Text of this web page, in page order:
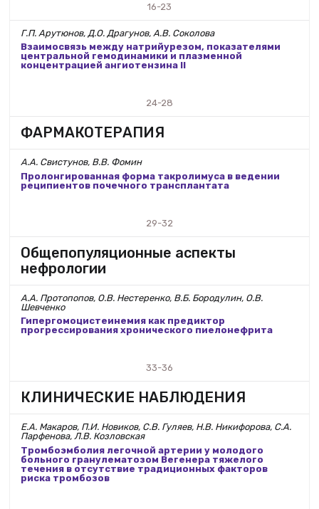
16-23
Г.П. Арутюнов, Д.О. Драгунов, А.В. Соколова
Взаимосвязь между натрийурезом, показателями
центральной гемодинамики и плазменной
концентрацией ангиотензина II
24-28
ФАРМАКОТЕРАПИЯ
А.А. Свистунов, В.В. Фомин
Пролонгированная форма такролимуса в ведении
реципиентов почечного трансплантата
29-32
Общепопуляционные аспекты
нефрологии
А.А. Протопопов, О.В. Нестеренко, В.Б. Бородулин, О.В.
Шевченко
Гипергомоцистеинемия как предиктор
прогрессирования хронического пиелонефрита
33-36
КЛИНИЧЕСКИЕ НАБЛЮДЕНИЯ
Е.А. Макаров, П.И. Новиков, С.В. Гуляев, Н.В. Никифорова, С.А.
Парфенова, Л.В. Козловская
Тромбоэмболия легочной артерии у молодого
больного гранулематозом Вегенера тяжелого
течения в отсутствие традиционных факторов
риска тромбозов